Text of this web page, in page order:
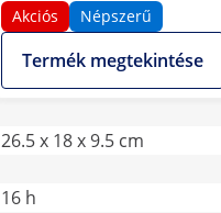
Akciós Népszerű
Termék megtekintése
26.5 x 18 x 9.5 cm
16 h